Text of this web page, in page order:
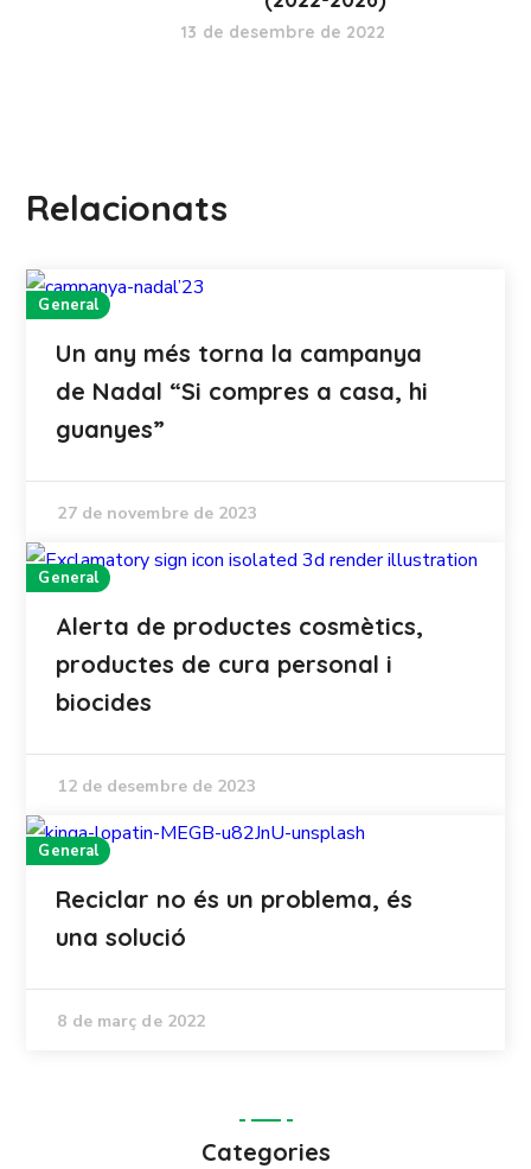
13 de desembre de 2022
Relacionats
General
Un any més torna la campanya
de Nadal “Si compres a casa, hi
guanyes”
27 de novembre de 2023
General
Alerta de productes cosmètics,
productes de cura personal i
biocides
12 de desembre de 2023
General
Reciclar no és un problema, és
una solució
8 de març de 2022
Categories